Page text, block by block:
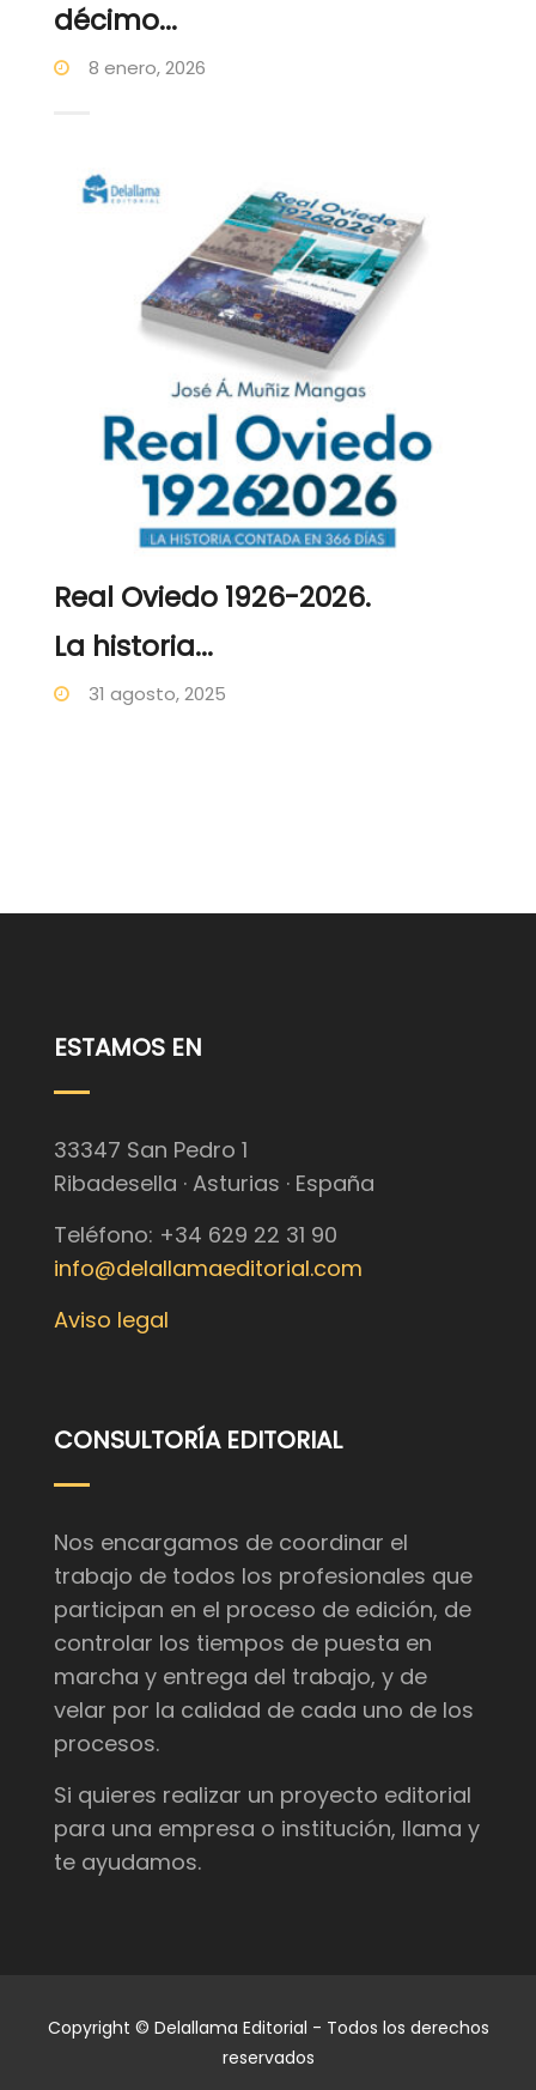
décimo...
8 enero, 2026
Real Oviedo 1926-2026.
La historia...
31 agosto, 2025
ESTAMOS EN
33347 San Pedro 1
Ribadesella · Asturias · España
Teléfono: +34 629 22 31 90
info@delallamaeditorial.com
Aviso legal
CONSULTORÍA EDITORIAL
Nos encargamos de coordinar el
trabajo de todos los profesionales que
participan en el proceso de edición, de
controlar los tiempos de puesta en
marcha y entrega del trabajo, y de
velar por la calidad de cada uno de los
procesos.
Si quieres realizar un proyecto editorial
para una empresa o institución, llama y
te ayudamos.
Copyright © Delallama Editorial - Todos los derechos
reservados